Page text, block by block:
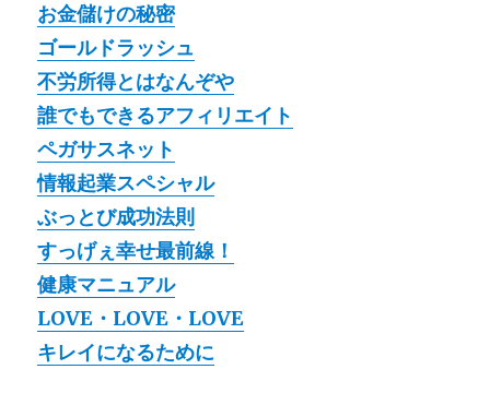
お金儲けの秘密
ゴールドラッシュ
不労所得とはなんぞや
誰でもできるアフィリエイト
ペガサスネット
情報起業スペシャル
ぶっとび成功法則
すっげぇ幸せ最前線！
健康マニュアル
LOVE・LOVE・LOVE
キレイになるために